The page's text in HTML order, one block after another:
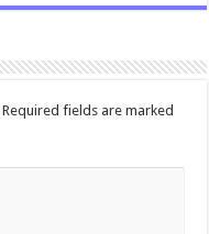
Required fields are marked